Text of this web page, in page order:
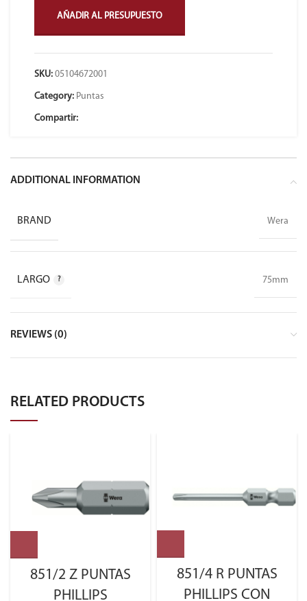
AÑADIR AL PRESUPUESTO
SKU: 05104672001
Category: Puntas
Compartir:
ADDITIONAL INFORMATION
BRAND Wera
LARGO 75mm
REVIEWS (0)
RELATED PRODUCTS
851/2 Z PUNTAS
PHILLIPS
851/4 R PUNTAS
PHILLIPS CON